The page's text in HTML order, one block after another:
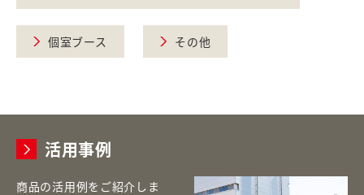
個室ブース その他
活用事例
商品の活用例をご紹介しま